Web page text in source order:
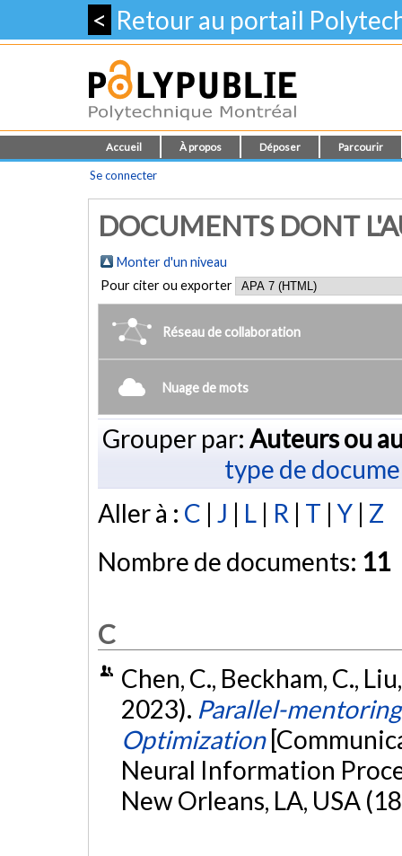
< Retour au portail
Accueil À propos Déposer Parcourir
Se connecter
DOCUMENTS DONT
Monter d'un niveau
Pour citer ou exporter
Réseau de collaboration
Nuage de mots
Grouper par: Auteurs ou
type de
Aller à : C | J | L | R | T |Y | Z
Nombre de documents: 11
C
Chen, C., Beckham, C.,
2023). Parallel-
Optimization
Neural Information
New Orleans, LA, USA